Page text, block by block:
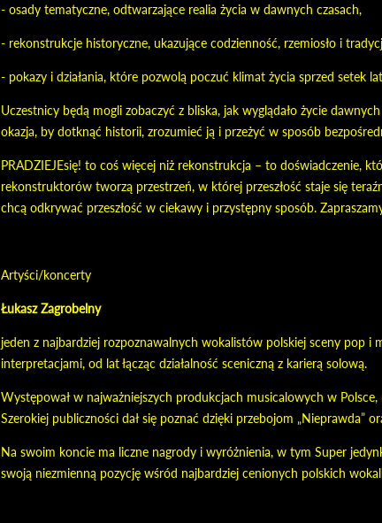
- osady tematyczne, odtwarzające realia życia w dawnych czasach,
- rekonstrukcje historyczne, ukazujące codzienność, rzemiosło i
- pokazy i działania, które pozwolą poczuć klimat życia sprzed setek
Uczestnicy będą mogli zobaczyć z bliska, jak wyglądało życie
okazja, by dotknąć historii, zrozumieć ją i przeżyć w sposób
PRADZIEJEsię! to coś więcej niż rekonstrukcja – to doświadczenie,
rekonstruktorów tworzą przestrzeń, w której przeszłość staje się
chcą odkrywać przeszłość w ciekawy i przystępny sposób.
Artyści/koncerty
Łukasz Zagrobelny
jeden z najbardziej rozpoznawalnych wokalistów polskiej sceny pop i
interpretacjami, od lat łącząc działalność sceniczną z karierą solową.
Występował w najważniejszych produkcjach musicalowych w Polsce,
Szerokiej publiczności dał się poznać dzięki przebojom „Nieprawda”
Na swoim koncie ma liczne nagrody i wyróżnienia, w tym Super
swoją niezmienną pozycję wśród najbardziej cenionych polskich